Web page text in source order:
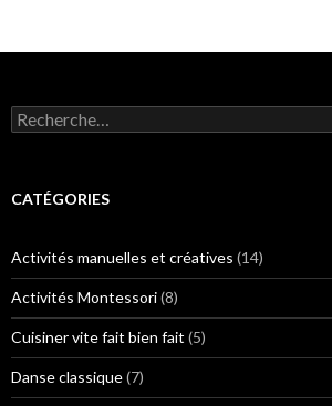
R
e
e
h
e
r
:
CATÉGORIES
Activités manuelles et créatives (14)
Activités Montessori(8)
Cuisiner vite fait bien fait (5)
Danse classique(7)